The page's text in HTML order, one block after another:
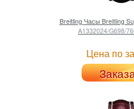
Breitling Часы Breitling
A1332024/G698/
Цена по